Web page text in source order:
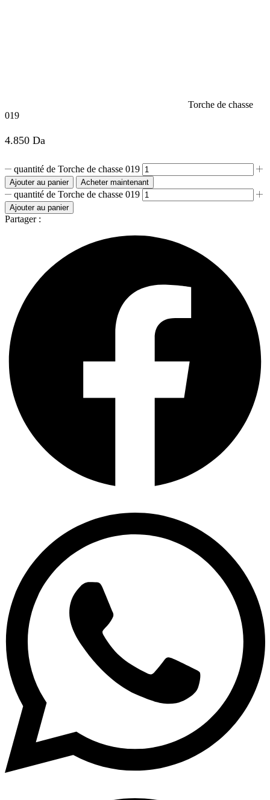
Torche de chasse
019
4.850 Da
quantité de Torche de chasse 019
Ajouter au panier Acheter maintenant
quantité de Torche de chasse 019
Ajouter au panier
Partager :